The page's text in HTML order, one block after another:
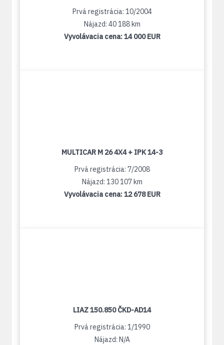
Prvá registrácia: 10/2004
Nájazd: 40 188 km
Vyvolávacia cena:14 000 EUR
MULTICAR M 26 4X4 + IPK 14-3
Prvá registrácia: 7/2008
Nájazd: 130 107 km
Vyvolávacia cena:12 678 EUR
LIAZ 150.850 ČKD-AD14
Prvá registrácia: 1/1990
Nájazd: N/A